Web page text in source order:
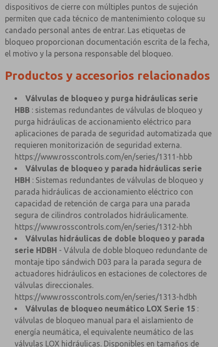
dispositivos de cierre con múltiples puntos de sujeción
permiten que cada técnico de mantenimiento coloque su
candado personal antes de entrar. Las etiquetas de
bloqueo proporcionan documentación escrita de la fecha,
el motivo y la persona responsable del bloqueo.
Productos y accesorios relacionados
Válvulas de bloqueo y purga hidráulicas serie
HBB : sistemas redundantes de válvulas de bloqueo y
purga hidráulicas de accionamiento eléctrico para
aplicaciones de parada de seguridad automatizada que
requieren monitorización de seguridad externa.
https://www.rosscontrols.com/en/series/1311-hbb
Válvulas de bloqueo y parada hidráulicas serie
HBH : Sistemas redundantes de válvulas de bloqueo y
parada hidráulicas de accionamiento eléctrico con
capacidad de retención de carga para una parada
segura de cilindros controlados hidráulicamente.
https://www.rosscontrols.com/en/series/1312-hbh
Válvulas hidráulicas de doble bloqueo y parada
serie HDBH - Válvula de doble bloqueo redundante de
montaje tipo sándwich D03 para la parada segura de
actuadores hidráulicos en estaciones de colectores de
válvulas direccionales.
https://www.rosscontrols.com/en/series/1313-hdbh
Válvulas de bloqueo neumático LOX Serie 15 :
válvulas de bloqueo manual para el aislamiento de
energía neumática, el equivalente neumático de las
válvulas LOX hidráulicas. Disponibles en tamaños de